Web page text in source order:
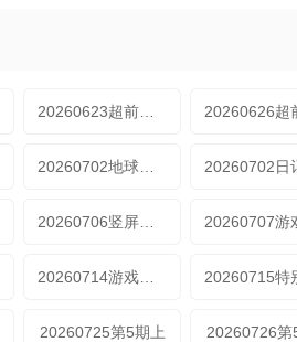
20260725第5期上 20260726第